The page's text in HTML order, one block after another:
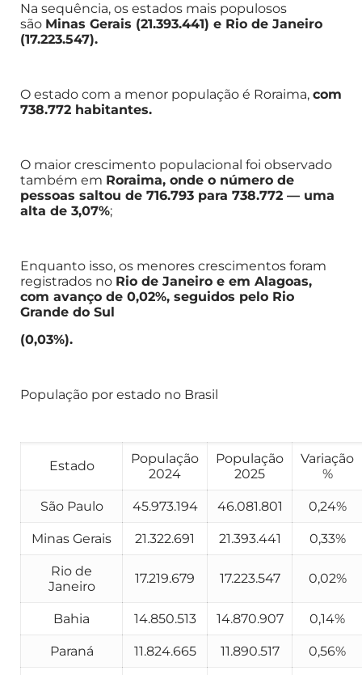
Na sequência, os estados mais populosos
são Minas Gerais (21.393.441) e Rio de Janeiro
(17.223.547).
O estado com a menor população é Roraima, com
738.772 habitantes.
O maior crescimento populacional foi observado
também em Roraima, onde o número de
pessoas saltou de 716.793 para 738.772 — uma
alta de 3,07%;
Enquanto isso, os menores crescimentos foram
registrados no Rio de Janeiro e em Alagoas,
com avanço de 0,02%, seguidos pelo Rio
Grande do Sul
(0,03%).
População por estado no Brasil
Estado
População
2024
População
2025
Variação
%
São Paulo 45.973.194 46.081.801 0,24%
Minas Gerais 21.322.691 21.393.441 0,33%
Rio de
Janeiro
17.219.679 17.223.547 0,02%
Bahia 14.850.513 14.870.907 0,14%
Paraná 11.824.665 11.890.517 0,56%